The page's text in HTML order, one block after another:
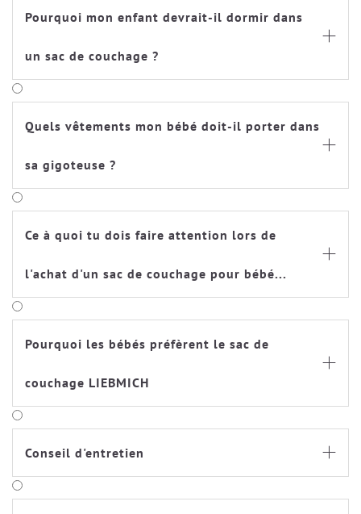
Pourquoi mon enfant devrait-il dormir dans
un sac de couchage ?

Quels vêtements mon bébé doit-il porter dans
sa gigoteuse ?

Ce à quoi tu dois faire attention lors de
l'achat d'un sac de couchage pour bébé...

Pourquoi les bébés préfèrent le sac de
couchage LIEBMICH

Conseil d'entretien 